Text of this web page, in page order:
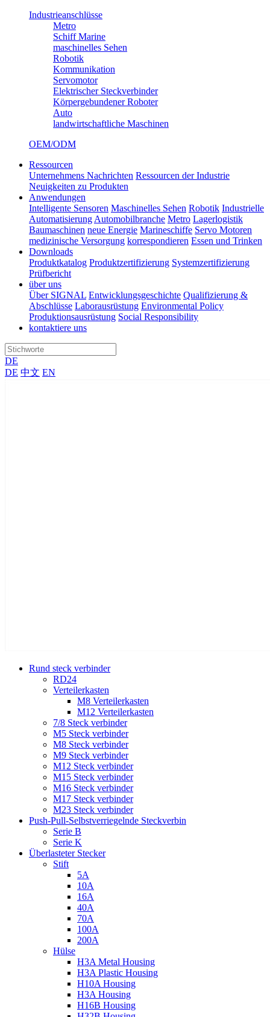
Industrieanschlüsse
Metro
Schiff Marine
maschinelles Sehen
Robotik
Kommunikation
Servomotor
Elektrischer Steckverbinder
Körpergebundener Roboter
Auto
landwirtschaftliche Maschinen
OEM/ODM
Ressourcen
Unternehmens Nachrichten Ressourcen der Industrie
Neuigkeiten zu Produkten
Anwendungen
Intelligente Sensoren Maschinelles Sehen Robotik Industrielle
Automatisierung Automobilbranche Metro Lagerlogistik
Baumaschinen neue Energie Marineschiffe Servo Motoren
medizinische Versorgung korrespondieren Essen und Trinken
Downloads
Produktkatalog Produktzertifizierung Systemzertifizierung
Prüfbericht
über uns
Über SIGNAL Entwicklungsgeschichte Qualifizierung &
Abschlüsse Laborausrüstung Environmental Policy
Produktionsausrüstung Social Responsibility
kontaktiere uns
DE
DE 中文 EN
Rund steck verbinder
RD24
Verteilerkasten
M8 Verteilerkasten
M12 Verteilerkasten
7/8 Steck verbinder
M5 Steck verbinder
M8 Steck verbinder
M9 Steck verbinder
M12 Steck verbinder
M15 Steck verbinder
M16 Steck verbinder
M17 Steck verbinder
M23 Steck verbinder
Push-Pull-Selbstverriegelnde Steckverbin
Serie B
Serie K
Überlasteter Stecker
Stift
5A
10A
16A
40A
70A
100A
200A
Hülse
H3A Metal Housing
H3A Plastic Housing
H10A Housing
H3A Housing
H16B Housing